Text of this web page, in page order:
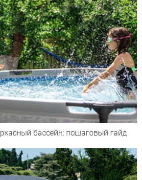
бассейн: пошаговый гайд